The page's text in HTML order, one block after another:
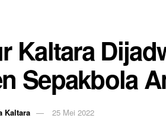
Kaltara
Sepakbola
Kaltara 25 Mei 2022